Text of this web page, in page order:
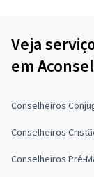
Veja
em
Conselheiros
Conselheiros
Conselheiros Pré-